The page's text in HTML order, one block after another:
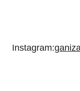
Instagram: